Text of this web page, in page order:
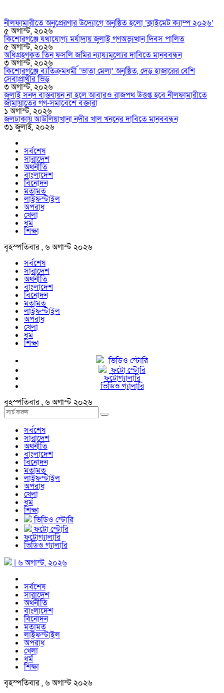
নীলফামারীতে অনুপ্রেরণার উদ্যোগে অনুষ্ঠিত হলো ‘ক্লাইমেট ক্যাম্প ২০২৬’
৫ অগাস্ট, ২০২৬
কিশোরগঞ্জে যথাযোগ্য মর্যাদায় জুলাই গণঅভ্যুত্থান দিবস পালিত
৫ অগাস্ট, ২০২৬
অধিগ্রহণকৃত তিন ফসলি জমির ন্যায্যমূল্যের দাবিতে মানববন্ধন
৩ অগাস্ট, ২০২৬
কিশোরগঞ্জে ব্যতিক্রমধর্মী ‘ভাতা মেলা’ অনুষ্ঠিত, দেড় হাজারের বেশি
সেবাপ্রার্থীর ভিড়
৩ অগাস্ট, ২০২৬
জুলাই সনদ বাস্তবায়ন না হলে আবারও রাজপথ উত্তপ্ত হবে নীলফামারীতে
জামায়াতের গণ-সমাবেশে বক্তারা
১ অগাস্ট, ২০২৬
জলঢাকায় আউলিয়াখানা নদীর খাল খননের দাবিতে মানববন্ধন
৩১ জুলাই, ২০২৬
সর্বশেষ
সারাদেশ
অর্থনীতি
বাংলাদেশ
বিনোদন
মতামত
লাইফস্টাইল
অপরাধ
খেলা
ধর্ম
শিক্ষা
বৃহস্পতিবার , ৬ অগাস্ট ২০২৬
সর্বশেষ
সারাদেশ
অর্থনীতি
বাংলাদেশ
বিনোদন
মতামত
লাইফস্টাইল
অপরাধ
খেলা
ধর্ম
শিক্ষা
ভিডিও স্টোরি
ফটো স্টোরি
ফটোগ্যালারি
ভিডিও গ্যালারি
বৃহস্পতিবার , ৬ অগাস্ট ২০২৬
সর্বশেষ
সারাদেশ
অর্থনীতি
বাংলাদেশ
বিনোদন
মতামত
লাইফস্টাইল
অপরাধ
খেলা
ধর্ম
শিক্ষা
ভিডিও স্টোরি
ফটো স্টোরি
ফটোগ্যালারি
ভিডিও গ্যালারি
| ৬ অগাস্ট, ২০২৬
সর্বশেষ
সারাদেশ
অর্থনীতি
বাংলাদেশ
বিনোদন
মতামত
লাইফস্টাইল
অপরাধ
খেলা
ধর্ম
শিক্ষা
বৃহস্পতিবার , ৬ অগাস্ট ২০২৬